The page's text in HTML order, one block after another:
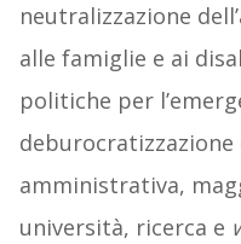
neutralizzazione
alle famiglie e ai
politiche per
deburocratizzazione
amministrativa,
università, ricerca e